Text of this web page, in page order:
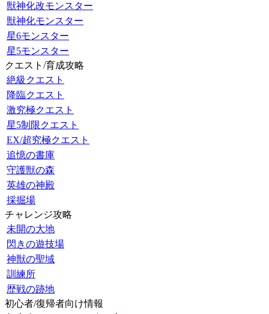
獣神化改モンスター
獣神化モンスター
星6モンスター
星5モンスター
クエスト/育成攻略
絶級クエスト
降臨クエスト
激究極クエスト
星5制限クエスト
EX/超究極クエスト
追憶の書庫
守護獣の森
英雄の神殿
採掘場
チャレンジ攻略
未開の大地
閃きの遊技場
神獣の聖域
訓練所
歴戦の跡地
初心者/復帰者向け情報